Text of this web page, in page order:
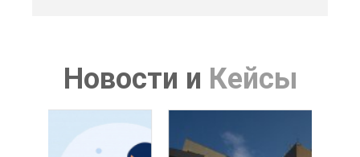
Новости и Кейсы